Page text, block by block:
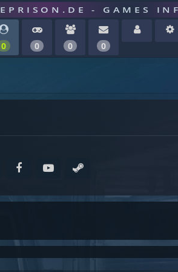
EPRISON.DE - GAMES
0 0 0 0